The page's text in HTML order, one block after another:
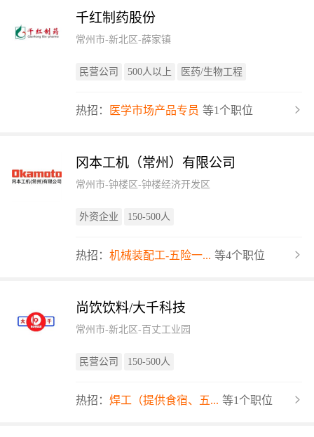
千红制药股份
常州市-新北区-薛家镇
民营公司 500人以上 医药/生物工程
热招： 医学市场产品专员 等1个职位
冈本工机（常州）有限公司
常州市-钟楼区-钟楼经济开发区
外资企业 150-500人
热招： 机械装配工-五险一... 等4个职位
尚饮饮料/大千科技
常州市-新北区-百丈工业园
民营公司 150-500人
热招： 焊工（提供食宿、五... 等1个职位